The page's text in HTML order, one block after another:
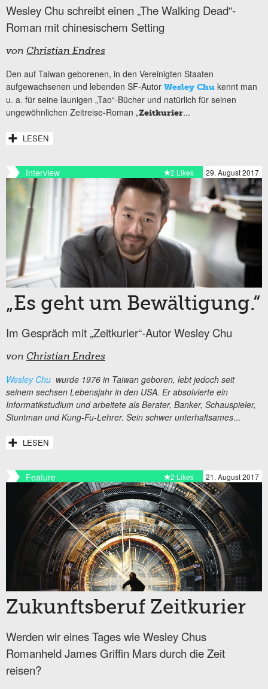
Wesley Chu schreibt einen „The Walking Dead“-
Roman mit chinesischem Setting
von Christian Endres
Den auf Taiwan geborenen, in den Vereinigten Staaten
aufgewachsenen und lebenden SF-Autor Wesley Chu kennt man
u. a. für seine launigen „Tao“-Bücher und natürlich für seinen
ungewöhnlichen Zeitreise-Roman „Zeitkurier...
LESEN
Interview 29. August 2017
2 Likes
„Es geht um Bewältigung.“
Im Gespräch mit „Zeitkurier“-Autor Wesley Chu
von Christian Endres
Wesley Chu wurde 1976 in Taiwan geboren, lebt jedoch seit
seinem sechsen Lebensjahr in den USA. Er absolvierte ein
Informatikstudium und arbeitete als Berater, Banker, Schauspieler,
Stuntman und Kung-Fu-Lehrer. Sein schwer unterhaltsames...
LESEN
Feature 21. August 2017
2 Likes
Zukunftsberuf Zeitkurier
Werden wir eines Tages wie Wesley Chus
Romanheld James Griffin Mars durch die Zeit
reisen?